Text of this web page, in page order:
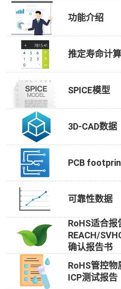
功能介绍
推定寿命计算
SPICE模型
3D-CAD数据
PCB
可靠性数据
RoHS适合报
REACH/
确认报告书
RoHS管控物
ICP测试报告